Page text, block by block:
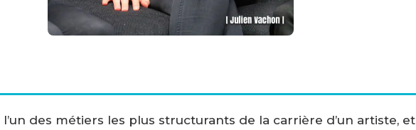
des métiers les plus structurants de la carrière d’un artiste, et